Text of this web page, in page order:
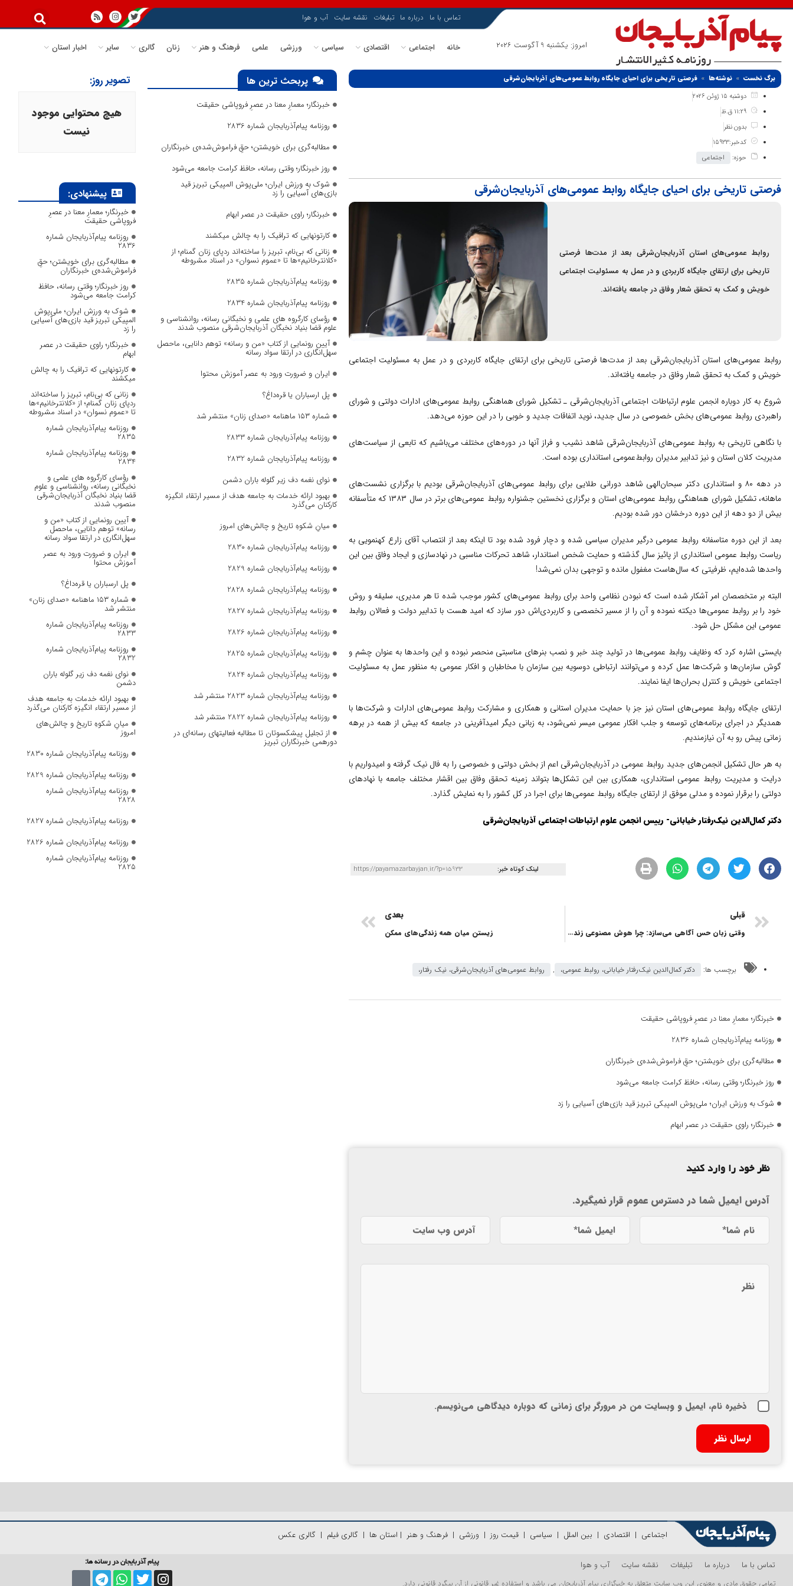
امروز: یکشنبه 9 آگوست 2026
تماس با ما درباره ما تبلیغات نقشه سایت آب و هوا
خانه اجتماعی اقتصادی سیاسی ورزشی علمی فرهنگ و هنر زنان گالری سایر اخبار استان
برگ نخست نوشته‌ها
فرصتی تاریخی برای احیای جایگاه روابط عمومی‌های آذربایجان‌شرقی
دوشنبه 15 ژوئن 2026
11:29 ق.ظ
بدون نظر
کدخبر:15933
حوزه:
اجتماعی
فرصتی تاریخی برای احیای جایگاه روابط عمومی‌های آذربایجان‌شرقی
روابط عمومی‌های استان آذربایجان‌شرقی بعد از مدت‌ها فرصتی
تاریخی برای ارتقای جایگاه کاربردی و در عمل به مسئولیت اجتماعی
خویش و کمک به تحقق شعار وفاق در جامعه یافته‌اند.
روابط عمومی‌های استان آذربایجان‌شرقی بعد از مدت‌ها فرصتی تاریخی برای ارتقای جایگاه کاربردی و در عمل به مسئولیت اجتماعی
خویش و کمک به تحقق شعار وفاق در جامعه یافته‌اند.
شروع به کار دوباره انجمن علوم ارتباطات اجتماعی آذربایجان‌شرقی ـ تشکیل شورای هماهنگی روابط عمومی‌های ادارات دولتی و شورای
راهبردی روابط عمومی‌های بخش خصوصی در سال جدید، نوید اتفاقات جدید و خوبی را در این حوزه می‌دهد.
با نگاهی تاریخی به روابط عمومی‌های آذربایجان‌شرقی شاهد نشیب و فراز آنها در دوره‌های مختلف می‌باشیم که تابعی از سیاست‌های
مدیریت کلان استان و نیز تدابیر مدیران روابط‌عمومی استانداری بوده است.
در دهه ۸۰ و استانداری دکتر سبحان‌الهی شاهد دورانی طلایی برای روابط عمومی‌های آذربایجان‌شرقی بودیم با برگزاری نشست‌های
ماهانه، تشکیل شورای هماهنگی روابط عمومی‌های استان و برگزاری نخستین جشنواره روابط عمومی‌های برتر در سال ۱۳۸۳ که متأسفانه
بیش از دو دهه از این دوره درخشان دور شده بودیم.
بعد از این دوره متاسفانه روابط عمومی درگیر مدیران سیاسی شده و دچار فرود شده بود تا اینکه بعد از انتصاب آقای زارع کهنمویی به
ریاست روابط عمومی استانداری از پائیز سال گذشته و حمایت شخص استاندار، شاهد تحرکات مناسبی در نهادسازی و ایجاد وفاق بین این
واحدها شده‌ایم، ظرفیتی که سال‌هاست مغفول مانده و توجهی بدان نمی‌شد!
البته بر متخصصان امر آشکار شده است که نبودن نظامی واحد برای روابط عمومی‌های کشور موجب شده تا هر مدیری، سلیقه و روش
خود را بر روابط عمومی‌ها دیکته نموده و آن را از مسیر تخصصی و کاربردی‌اش دور سازد که امید هست با تدابیر دولت و فعالان روابط
عمومی این مشکل حل شود.
بایستی اشاره کرد که وظایف روابط عمومی‌ها در تولید چند خبر و نصب بنرهای مناسبتی منحصر نبوده و این واحدها به عنوان چشم و
گوش سازمان‌ها و شرکت‌ها عمل کرده و می‌توانند ارتباطی دوسویه بین سازمان با مخاطبان و افکار عمومی به منظور عمل به مسئولیت
اجتماعی خویش و کنترل بحران‌ها ایفا نمایند.
ارتقای جایگاه روابط عمومی‌های استان نیز جز با حمایت مدیران استانی و همکاری و مشارکت روابط عمومی‌های ادارات و شرکت‌ها با
همدیگر در اجرای برنامه‌های توسعه و جلب افکار عمومی ‌میسر نمی‌شود، به زبانی دیگر امیدآفرینی در جامعه که بیش از همه در برهه
زمانی پیش رو به آن نیازمندیم.
به هر حال تشکیل انجمن‌های جدید روابط عمومی در آذربایجان‌شرقی اعم از بخش دولتی و خصوصی را به فال نیک گرفته و امیدواریم با
درایت و مدیریت روابط عمومی استانداری، همکاری بین این تشکل‌ها بتواند زمینه تحقق وفاق بین اقشار مختلف جامعه با نهادهای
دولتی را برقرار نموده و مدلی موفق از ارتقای جایگاه روابط عمومی‌ها برای اجرا در کل کشور را به نمایش گذارد.
دکتر کمال‌الدین نیک‌رفتار خیابانی- رییس انجمن علوم ارتباطات اجتماعی آذربایجان‌شرقی
لینک کوتاه خبر: https://payamazarbayjan.ir/?p=15933
قبلی
وقتی زبان حس آگاهی می‌سازد: چرا هوش مصنوعی زنده به نظر می‌رسد
بعدی
زیستن میان همه زندگی‌های ممکن
برچسب ها: دکتر کمال‌الدین نیک‌رفتار خیابانی، رولبط عمومی، , روابط عمومی‌های آذربایجان‌شرقی، نیک رفتار،
خبرنگار؛ معمارِ معنا در عصرِ فروپاشی حقیقت
روزنامه پیام‌آذربایجان شماره 2836
مطالبه‌گری برای خویشتن؛ حقِ فراموش‌شده‌ی خبرنگاران
روز خبرنگار؛ وقتی رسانه، حافظ کرامت جامعه می‌شود
شوک به ورزش ایران؛ ملی‌پوش المپیکی تبریز قید بازی‌های آسیایی را زد
خبرنگار؛ راوی حقیقت در عصر ابهام
نظر خود را وارد کنید
آدرس ایمیل شما در دسترس عموم قرار نمیگیرد.
ذخیره نام، ایمیل و وبسایت من در مرورگر برای زمانی که دوباره دیدگاهی می‌نویسم.
پربحث ترین ها
خبرنگار؛ معمارِ معنا در عصرِ فروپاشی حقیقت
روزنامه پیام‌آذربایجان شماره 2836
مطالبه‌گری برای خویشتن؛ حقِ فراموش‌شده‌ی خبرنگاران
روز خبرنگار؛ وقتی رسانه، حافظ کرامت جامعه می‌شود
شوک به ورزش ایران؛ ملی‌پوش المپیکی تبریز قید
بازی‌های آسیایی را زد
خبرنگار؛ راوی حقیقت در عصر ابهام
کارتونهایی که ترافیک را به چالش میکشند
زنانی که بی‌نام، تبریز را ساخته‌اند ردپای زنان گمنام؛ از
«کلانترخانیم»ها تا «عموم نسوان» در اسناد مشروطه
روزنامه پیام‌آذربایجان شماره 2835
روزنامه پیام‌آذربایجان شماره 2834
رؤسای کارگروه های علمی و نخبگانی رسانه، روانشناسی و
علوم قضا بنیاد نخبگان آذربایجان‌شرقی منصوب شدند
آیین رونمایی از کتاب «من و رسانه» توهم دانایی، ماحصل
سهل‌انگاری در ارتقا سواد رسانه
ایران و ضرورت ورود به عصر آموزش محتوا
پل ارسباران یا قره‌داغ؟
شماره ۱۵۳ ماهنامه «صدای زنان» منتشر شد
روزنامه پیام‌آذربایجان شماره 2833
روزنامه پیام‌آذربایجان شماره 2832
نوای نغمه دف زیر گلوله باران دشمن
بهبود ارائه خدمات به جامعه هدف از مسیر ارتقاء انگیزه
کارکنان می‌گذرد
میانِ شکوهِ تاریخ و چالش‌های امروز
روزنامه پیام‌آذربایجان شماره 2830
روزنامه پیام‌آذربایجان شماره 2829
روزنامه پیام‌آذربایجان شماره 2828
روزنامه پیام‌آذربایجان شماره 2827
روزنامه پیام‌آذربایجان شماره 2826
روزنامه پیام‌آذربایجان شماره 2825
روزنامه پیام‌آذربایجان شماره 2824
روزنامه پیام‌آذربایجان شماره 2823 منتشر شد
روزنامه پیام‌آذربایجان شماره 2822 منتشر شد
از تجلیل پیشکسوتان تا مطالبه فعالیتهای رسانه‌ای در
دورهمی خبرنگاران تبریز
تصویر روز:
هیچ محتوایی موجود
نیست
پیشنهادی:
خبرنگار؛ معمارِ معنا در عصرِ
فروپاشی حقیقت
روزنامه پیام‌آذربایجان شماره
2836
مطالبه‌گری برای خویشتن؛ حقِ
فراموش‌شده‌ی خبرنگاران
روز خبرنگار؛ وقتی رسانه، حافظ
کرامت جامعه می‌شود
شوک به ورزش ایران؛ ملی‌پوش
المپیکی تبریز قید بازی‌های آسیایی
را زد
خبرنگار؛ راوی حقیقت در عصر
ابهام
کارتونهایی که ترافیک را به چالش
میکشند
زنانی که بی‌نام، تبریز را ساخته‌اند
ردپای زنان گمنام؛ از «کلانترخانیم»ها
تا «عموم نسوان» در اسناد مشروطه
روزنامه پیام‌آذربایجان شماره
2835
روزنامه پیام‌آذربایجان شماره
2834
رؤسای کارگروه های علمی و
نخبگانی رسانه، روانشناسی و علوم
قضا بنیاد نخبگان آذربایجان‌شرقی
منصوب شدند
آیین رونمایی از کتاب «من و
رسانه» توهم دانایی، ماحصل
سهل‌انگاری در ارتقا سواد رسانه
ایران و ضرورت ورود به عصر
آموزش محتوا
پل ارسباران یا قره‌داغ؟
شماره ۱۵۳ ماهنامه «صدای زنان»
منتشر شد
روزنامه پیام‌آذربایجان شماره
2833
روزنامه پیام‌آذربایجان شماره
2832
نوای نغمه دف زیر گلوله باران
دشمن
بهبود ارائه خدمات به جامعه هدف
از مسیر ارتقاء انگیزه کارکنان می‌گذرد
میانِ شکوهِ تاریخ و چالش‌های
امروز
روزنامه پیام‌آذربایجان شماره 2830
روزنامه پیام‌آذربایجان شماره 2829
روزنامه پیام‌آذربایجان شماره
2828
روزنامه پیام‌آذربایجان شماره 2827
روزنامه پیام‌آذربایجان شماره 2826
روزنامه پیام‌آذربایجان شماره
2825
اجتماعی | اقتصادی | بین الملل | سیاسی |قیمت روز | ورزشی |فرهنگ و هنر | استان ها | گالری فیلم | گالری عکس
تماس با ما درباره ما تبلیغات نقشه سایت آب و هوا
تمامی حقوق مادی و معنوی این وب سایت متعلق به خبرگزاری پیام آذربایجان می باشد و استفاده غیر قانونی از آن پیگرد قانونی دارد.
پیام آذربایجان در رسانه ها: